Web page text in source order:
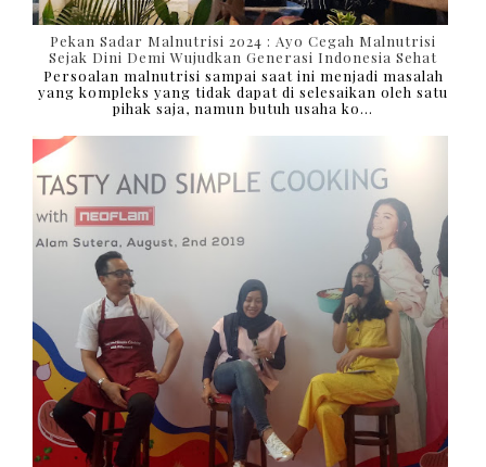
Pekan Sadar Malnutrisi 2024 : Ayo Cegah Malnutrisi
Sejak Dini Demi Wujudkan Generasi Indonesia Sehat
Persoalan malnutrisi sampai saat ini menjadi masalah
yang kompleks yang tidak dapat di selesaikan oleh satu
pihak saja, namun butuh usaha ko...